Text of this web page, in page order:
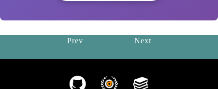
Prev Next